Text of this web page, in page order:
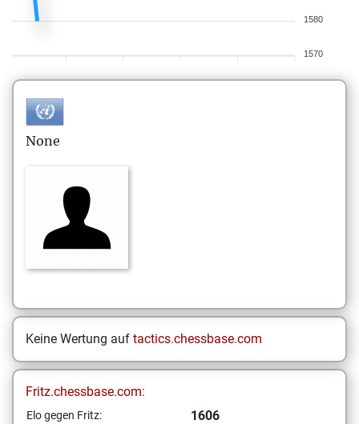
1580
1570
None
Keine Wertung auf tactics.chessbase.com
Fritz.chessbase.com:
Elo gegen Fritz: 1606